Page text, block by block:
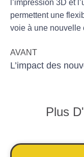
l’impression 3D et l’
permettent une
voie à une nouvelle
AVANT
Plus